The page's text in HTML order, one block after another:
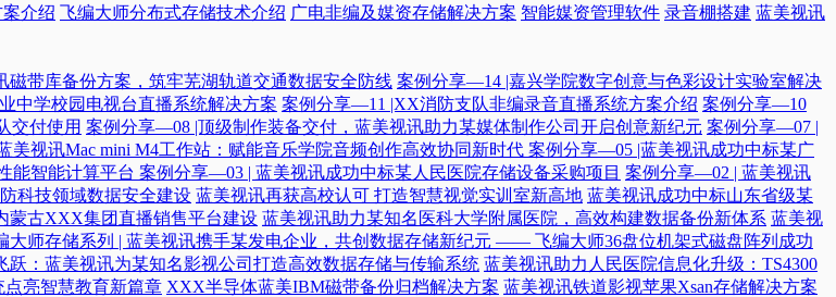
介绍 飞编大师分布式存储技术介绍 广电非编及媒资存储解决方案 智能媒资管理软件 录音棚搭建 蓝美视讯
磁带库备份方案，筑牢芜湖轨道交通数据安全防线 案例分享—14 |嘉兴学院数字创意与色彩设计实验室解决
中学校园电视台直播系统解决方案 案例分享—11 |XX消防支队非编录音直播系统方案介绍 案例分享—10
交付使用 案例分享—08 |顶级制作装备交付，蓝美视讯助力某媒体制作公司开启创意新纪元 案例分享—07 |
美视讯Mac mini M4工作站：赋能音乐学院音频创作高效协同新时代​ 案例分享—05 |蓝美视讯成功中标某广
能智能计算平台​ 案例分享—03 | 蓝美视讯成功中标某人民医院存储设备采购项目 案例分享—02 | 蓝美视讯
科技领域数据安全建设 蓝美视讯再获高校认可 打造智慧视觉实训室新高地 蓝美视讯成功中标山东省级某
古XXX集团直播销售平台建设 蓝美视讯助力某知名医科大学附属医院，高效构建数据备份新体系 蓝美视
大师存储系列 | 蓝美视讯携手某发电企业，共创数据存储新纪元 —— 飞编大师36盘位机架式磁盘阵列成功
跃：蓝美视讯为某知名影视公司打造高效数据存储与传输系统 蓝美视讯助力人民医院信息化升级：TS4300
亮智慧教育新篇章 XXX半导体蓝美IBM磁带备份归档解决方案 蓝美视讯铁道影视苹果Xsan存储解决方案